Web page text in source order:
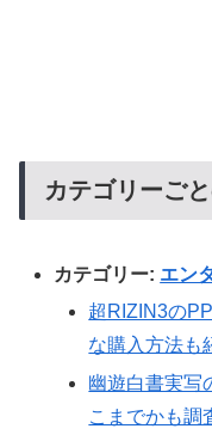
カテゴリーご
カテゴリー: エン
超RIZIN3の
な購入方法も
幽遊白書実写
こまでかも調